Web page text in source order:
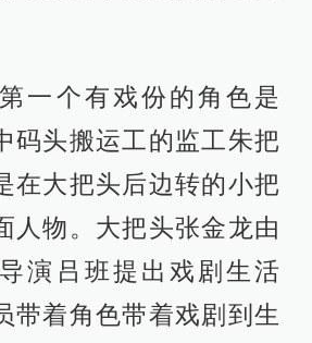
一个有戏份的角色是
码头搬运工的监工朱把
在大把头后边转的小把
人物。大把头张金龙由
演吕班提出戏剧生活
带着角色带着戏剧到生